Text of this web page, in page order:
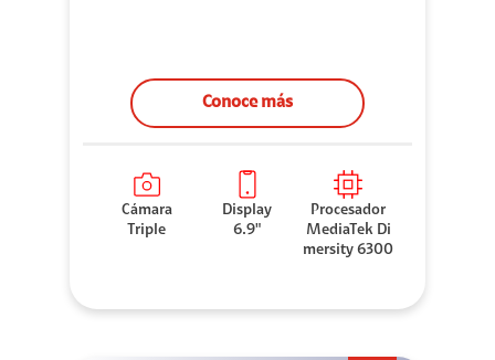
Conoce más
Cámara
Triple
Display
6.9"
Procesador
MediaTek Di
mersity 6300